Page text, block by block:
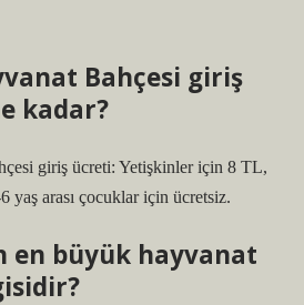
Bahçesi giriş
kadar?
giriş ücreti: Yetişkinler için 8 TL,
yaş arası çocuklar için ücretsiz.
en büyük hayvanat